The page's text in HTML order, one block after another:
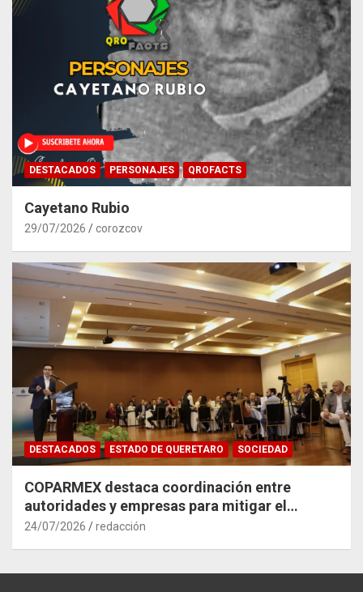
DESTACADOS PERSONAJES QROFACTS
Cayetano Rubio
29/07/2026 corozcov
DESTACADOS ESTADO DE QUERETARO SOCIEDAD
COPARMEX destaca coordinación entre
autoridades y empresas para mitigar el
impacto del Tren México–Querétaro
24/07/2026 redacción